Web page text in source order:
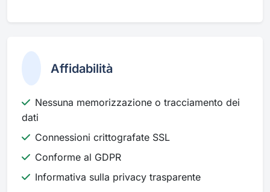
Affidabilità
Nessuna memorizzazione o tracciamento dei
dati
Connessioni crittografate SSL
Conforme al GDPR
Informativa sulla privacy trasparente